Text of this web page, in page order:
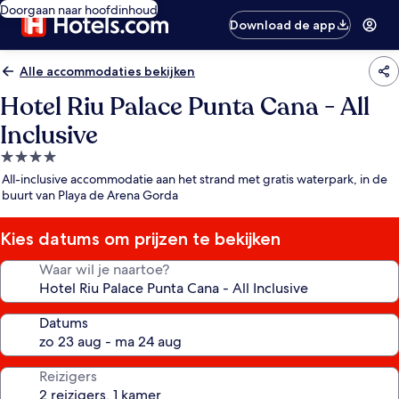
Doorgaan naar hoofdinhoud
Download de app
Alle accommodaties bekijken
Hotel Riu Palace Punta Cana - All
Inclusive
4.0-
sterrenaccommodatie
All-inclusive accommodatie aan het strand met gratis waterpark, in de
buurt van Playa de Arena Gorda
Kies datums om prijzen te bekijken
Waar wil je naartoe?
Datums
Reizigers